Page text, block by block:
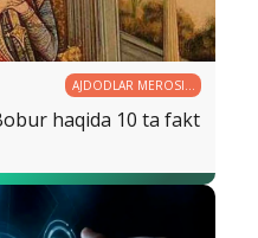
AJDODLAR MEROSI −
BEBAHO XAZINA
haqida 10 ta fakt